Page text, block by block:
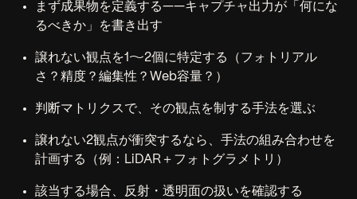
まず成果物を定義する——キャプチャ出力が「何にな
るべきか」を書き出す
譲れない観点を1〜2個に特定する（フォトリアル
さ？精度？編集性？Web容量？）
判断マトリクスで、その観点を制する手法を選ぶ
譲れない2観点が衝突するなら、手法の組み合わせを
計画する（例：LiDAR＋フォトグラメトリ）
該当する場合、反射・透明面の扱いを確認する